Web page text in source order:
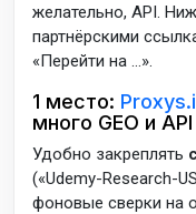
желательно, API.
партнёрскими
«Перейти на …».
1 место:
много GEO и API
Удобно закреплять
(«Udemy-Research-
фоновые сверки на